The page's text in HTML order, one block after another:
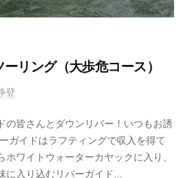
リング（大歩危コース）
登
の皆さんとダウンリバー！いつもお誘
ガイドはラフティングで収入を得て
ホワイトウォーターカヤックに入り、
に入り込むリバーガイド...